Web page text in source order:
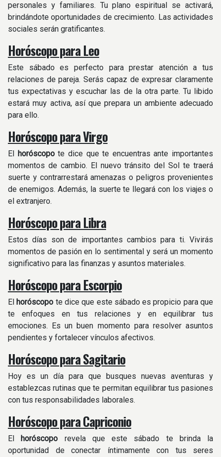
personales y familiares. Tu plano espiritual se activará,
brindándote oportunidades de crecimiento. Las actividades
sociales serán gratificantes.
Horóscopo para Leo
Este sábado es perfecto para prestar atención a tus
relaciones de pareja. Serás capaz de expresar claramente
tus expectativas y escuchar las de la otra parte. Tu libido
estará muy activa, así que prepara un ambiente adecuado
para ello.
Horóscopo para Virgo
El horóscopote dice que te encuentras ante importantes
momentos de cambio. El nuevo tránsito del Sol te traerá
suerte y contrarrestará amenazas o peligros provenientes
de enemigos. Además, la suerte te llegará con los viajes o
el extranjero.
Horóscopo para Libra
Estos días son de importantes cambios para ti. Vivirás
momentos de pasión en lo sentimental y será un momento
significativo para las finanzas y asuntos materiales.
Horóscopo para Escorpio
El horóscopo te dice que este sábado es propicio para que
te enfoques en tus relaciones y en equilibrar tus
emociones. Es un buen momento para resolver asuntos
pendientes y fortalecer vínculos afectivos.
Horóscopo para Sagitario
Hoy es un día para que busques nuevas aventuras y
establezcas rutinas que te permitan equilibrar tus pasiones
con tus responsabilidades laborales.
Horóscopo para Capriconio
El horóscopo revela que este sábado te brinda la
oportunidad de conectar íntimamente con tus seres